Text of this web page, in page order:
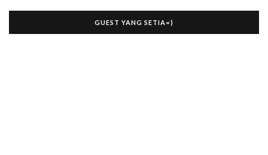
GUEST YANG SETIA=)